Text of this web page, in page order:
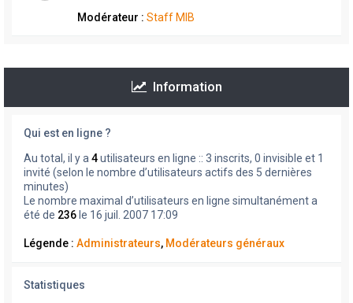
Modérateur : Staff MIB
Information
Qui est en ligne ?
Au total, il y a 4utilisateurs en ligne :: 3 inscrits, 0 invisible et 1
invité (selon le nombre d’utilisateurs actifs des 5 dernières
minutes)
Le nombre maximal d’utilisateurs en ligne simultanément a
été de 236 le 16 juil. 2007 17:09
Légende : Administrateurs, Modérateurs généraux
Statistiques